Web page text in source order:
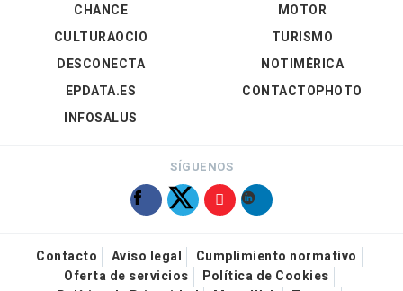
CHANCE
CULTURAOCIO
DESCONECTA
EPDATA.ES
INFOSALUS
MOTOR
TURISMO
NOTIMÉRICA
CONTACTOPHOTO
SÍGUENOS
Contacto Aviso legal
Cumplimiento normativo
Oferta de servicios
Política de Cookies